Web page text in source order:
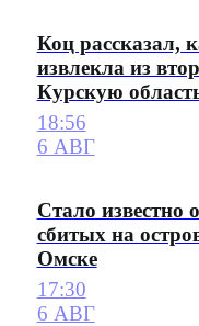
Коц рассказал,
извлекла из
Курскую
18:56
6 АВГ
Стало известно
сбитых на
Омске
17:30
6 АВГ